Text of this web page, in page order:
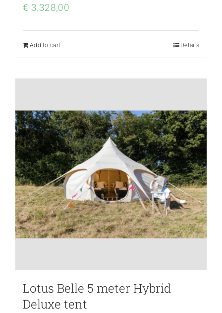
€ 3.328,00
Add to cart Details
Lotus Belle 5 meter Hybrid
Deluxe tent